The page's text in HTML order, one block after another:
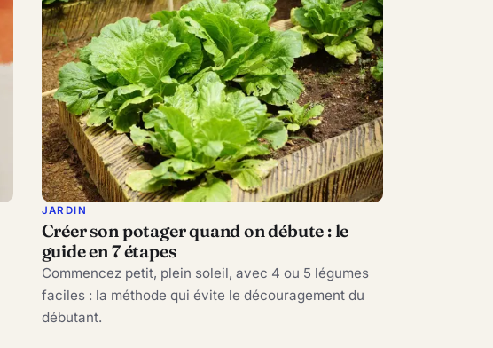
JARDIN
Créer son potager quand on débute : le
guide en 7 étapes
Commencez petit, plein soleil, avec 4 ou 5 légumes
faciles : la méthode qui évite le découragement du
débutant.